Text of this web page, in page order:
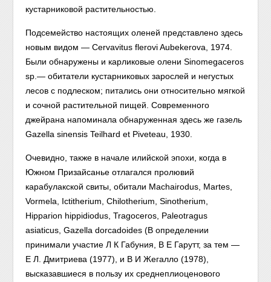
кустарниковой растительностью.
Подсемейство настоящих оленей представлено здесь
новым видом — Cervavitus flerovi Aubekerova, 1974.
Были обнаружены и карликовые олени Sinomegaceros
sp.— обитатели кустарниковых зарослей и негустых
лесов с подлеском; питались они относительно мягкой
и сочной растительной пищей. Современного
джейрана напоминала обнаруженная здесь же газель
Gazella sinensis Teilhard et Piveteau, 1930.
Очевидно, также в начале илийской эпохи, когда в
Южном Призайсанье отлагался пролювий
карабулакской свиты, обитали Machairodus, Martes,
Vormela, Ictitherium, Chilotherium, Sinotherium,
Hipparion hippidiodus, Tragoceros, Paleotragus
asiaticus, Gazella dorcadoides (В определении
принимали участие Л К Габуния, В Е Гарутт, за тем —
Е Л. Дмитриева (1977), и В И Жегалло (1978),
высказавшиеся в пользу их среднеплиоценового